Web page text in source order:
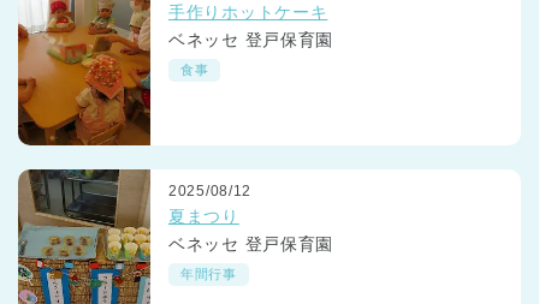
神奈川県 神奈川県 全域
手作りホットケーキ
ベネッセ 登戸保育園
食事
2025/08/12
夏まつり
ベネッセ 登戸保育園
年間行事